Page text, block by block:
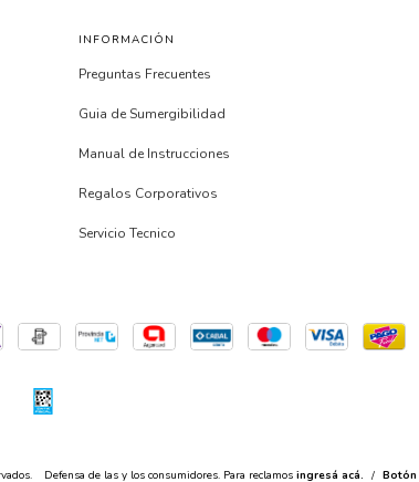
INFORMACIÓN
Preguntas Frecuentes
Guia de Sumergibilidad
Manual de Instrucciones
Regalos Corporativos
Servicio Tecnico
Defensa de las y los consumidores. Para reclamos ingresá acá. / Botón